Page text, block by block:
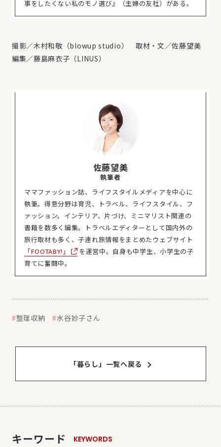
事をしたくない私のモノ選び』（主婦の友社）がある。
撮影／木村和敬（blowup studio） 取材・文／佐藤望美
編集／藤島麻衣子（LINUS）
佐藤望美
執筆者
ママファッション誌、ライフスタイルメディアを中心に
執筆。得意分野は育児、トラベル、ライフスタイル、フ
ァッション。インテリア、片づけ、ミニマリスト関連の
書籍を数多く編集。トラベルエディターとして国内外の
旅行取材も多く、子連れ旅情報をまとめたウェブサイト
「FOOTABY!」
を運営中。自身も中学生、小学生の子
育てに奮闘中。
整理収納 水谷妙子さん
「暮らし」⼀覧へ戻る
キーワード
KEYWORDS